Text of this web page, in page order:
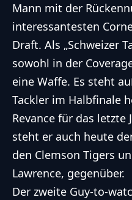
Mann mit der
interessantesten
Draft. Als „Schweizer
sowohl in der
eine Waffe. Es steht
Tackler im Halbfinale
Revance für das
steht er auch heute
den Clemson Tigers
Lawrence, gegenüber.
Der zweite Guy-to-